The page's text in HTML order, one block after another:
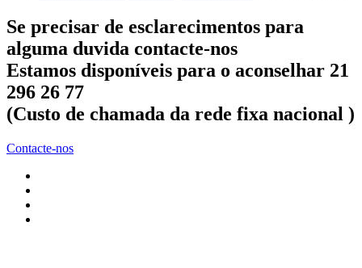
Se precisar de esclarecimentos para
alguma duvida contacte-nos
Estamos disponíveis para o aconselhar 21
296 26 77
(Custo de chamada da rede fixa nacional )
Contacte-nos